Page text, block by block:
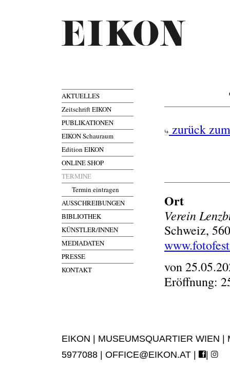
AKTUELLES
Zeitschrift EIKON
PUBLIKATIONEN
EIKON Schauraum
Edition EIKON
ONLINE SHOP
TERMINE
Termin eintragen
AUSSCHREIBUNGEN
BIBLIOTHEK
KÜNSTLER/INNEN
MEDIADATEN
PRESSE
KONTAKT
zurück
Ort
Verein
Schweiz,
von
Eröffnung:
EIKON | MUSEUMSQUARTIER WIEN
5977088 | OFFICE@EIKON.AT | |